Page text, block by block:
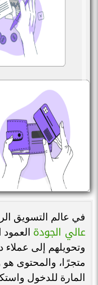
في عالم التسويق
عالي الجودة
وتحويلهم إلى عملاء
متجرًا، والمحتوى
المارة للدخول